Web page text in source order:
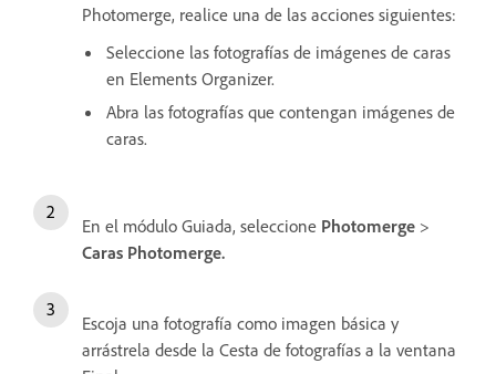
Photomerge, realice una de las acciones siguientes:
Seleccione las fotografías de imágenes de caras
en Elements Organizer.
Abra las fotografías que contengan imágenes de
caras.
En el módulo Guiada, seleccione Photomerge >
Caras Photomerge.
Escoja una fotografía como imagen básica y
arrástrela desde la Cesta de fotografías a la ventana